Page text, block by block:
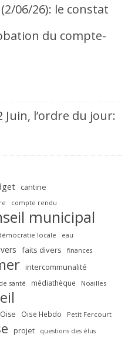
06/26): le constat
du compte-
l’ordre du jour:
cantine
compte rendu
municipal
locale eau
faits divers finances
intercommunalité
santé médiathèque Noailles
Oise Oise Hebdo Petit Fercourt
projet questions des élus